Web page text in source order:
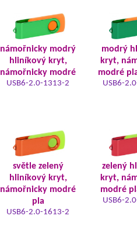
námořnicky modrý
hliníkový kryt,
námořnicky modré
USB6-2.0-1313-2
modrý
kryt,
modré
USB6-
světle zelený
hliníkový kryt,
námořnicky modré
pla
USB6-2.0-1613-2
zelený
kryt,
modré
USB6-